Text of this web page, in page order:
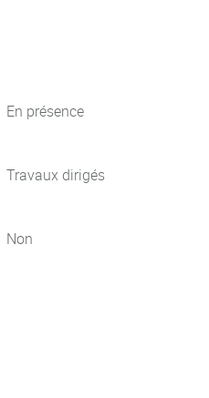
En présence
Travaux dirigés
Non